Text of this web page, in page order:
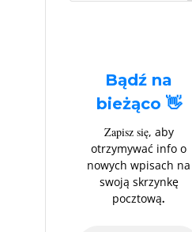
Bądź na
bieżąco 👋
Zapisz się, aby
otrzymywać info o
nowych wpisach na
swoją skrzynkę
pocztową.